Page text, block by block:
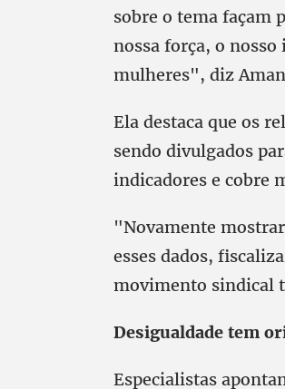
sobre o tema façam
nossa força, o
mulheres", diz
Ela destaca que os
sendo divulgados
indicadores e cobre
"Novamente
esses dados,
movimento sindical
Desigualdade tem
Especialistas